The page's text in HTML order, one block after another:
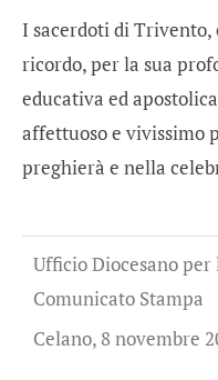
I sacerdoti di Trivento,
ricordo, per la sua
educativa ed
affettuoso e vivissimo
preghierà e nella
Ufficio Diocesano
Comunicato Stampa
Celano, 8 novembre